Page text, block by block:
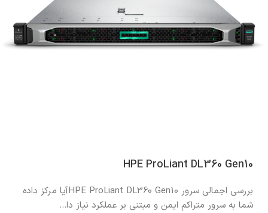
HPE ProLiant DL360 Gen10
بررسی اجمالی سرور HPE ProLiant DL360 Gen10آیا مرکز داده
شما به سرور متراکم ایمن و مبتنی بر عملکرد نیاز دا...